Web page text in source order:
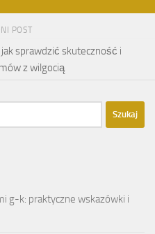
POST
jak sprawdzić skuteczność i
z wilgocią
g-k: praktyczne wskazówki i